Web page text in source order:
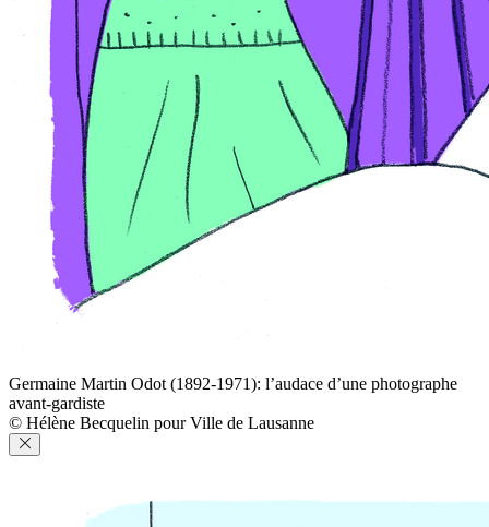
Germaine Martin Odot (1892-1971): l’audace d’une photographe
avant-gardiste
© Hélène Becquelin pour Ville de Lausanne